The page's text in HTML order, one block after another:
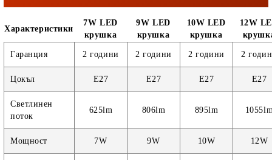
Характеристики
7W LED
крушка
9W LED
крушка
10W LED
крушка
12W
Гаранция 2 години 2 години 2 години 2
Цокъл E27 E27 E27 E27
Светлинен
поток
625lm 806lm 895lm
Мощност 7W 9W 10W 12W